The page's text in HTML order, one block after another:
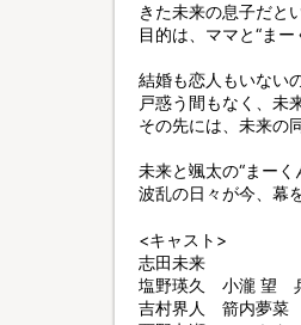
きた未来の息子だと
目的は、ママと“ま
結婚も恋人もいない
戸惑う間もなく、未
その先には、未来の
未来と颯太の“まーく
波乱の日々が今、幕
<キャスト>
志田未来
塩野瑛久 小瀧 望
吉村界人 箭内夢